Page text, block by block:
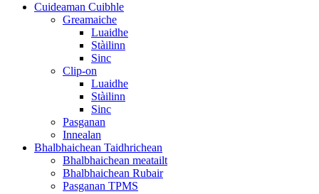
Cuideaman Cuibhle
Greamaiche
Luaidhe
Stàilinn
Sinc
Clip-on
Luaidhe
Stàilinn
Sinc
Pasganan
Innealan
Bhalbhaichean Taidhrichean
Bhalbhaichean meatailt
Bhalbhaichean Rubair
Pasganan TPMS